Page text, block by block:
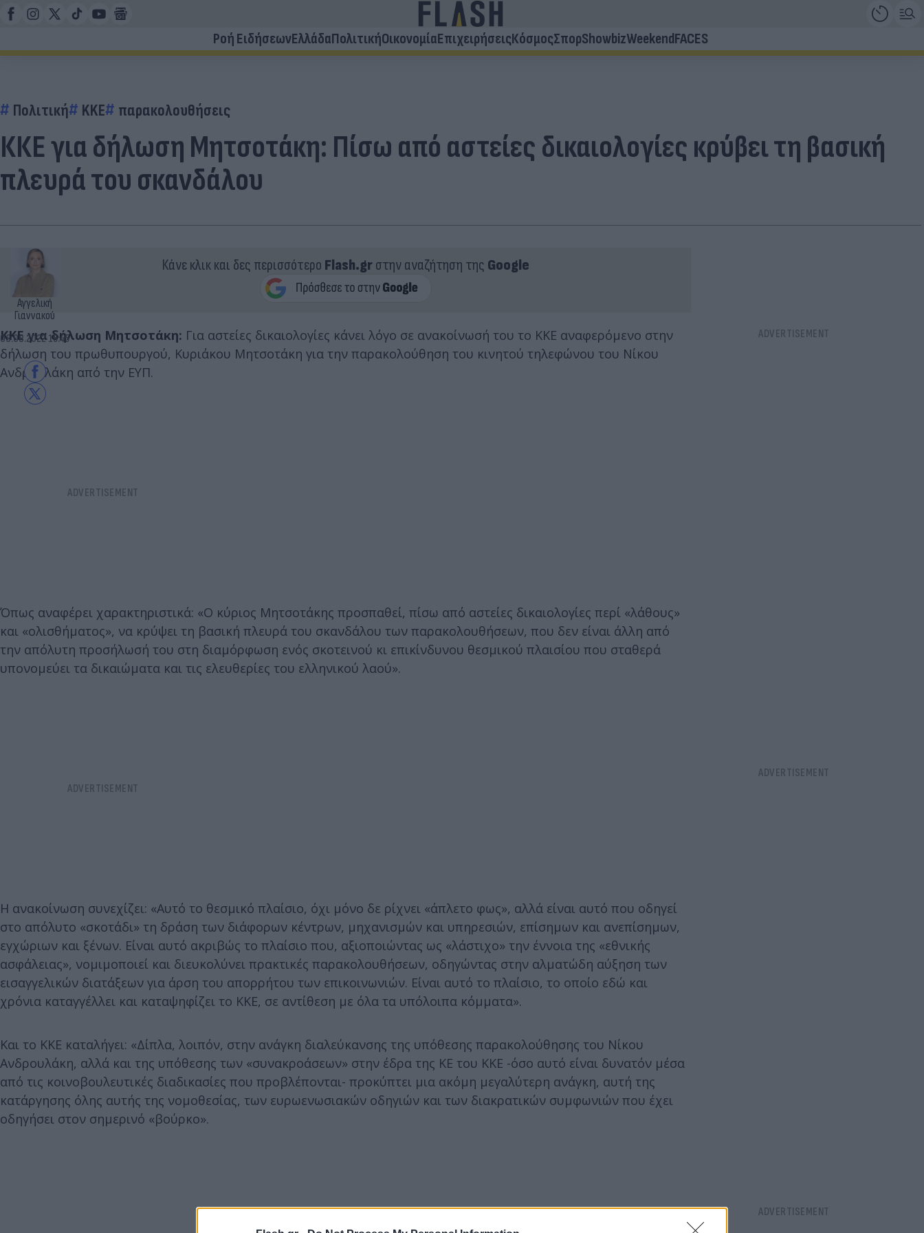
Ροή ΕιδήσεωνΕλλάδαΠολιτικήΟικονομίαΕπιχειρήσειςΚόσμοςΣπορShowbizWeekendFACES
Πολιτική KKE παρακολουθήσεις
ΚΚΕ για δήλωση Μητσοτάκη: Πίσω από αστείες δικαιολογίες κρύβει τη βασική
πλευρά του σκανδάλου
Αγγελική
Γιαννακού
08.08.2022 15:45
Κάνε κλικ και δες περισσότερο Flash.grστην αναζήτηση της Google
ΚΚΕ για δήλωση Μητσοτάκη: Για αστείες δικαιολογίες κάνει λόγο σε ανακοίνωσή του το ΚΚΕ αναφερόμενο στην
δήλωση του πρωθυπουργού, Κυριάκου Μητσοτάκη για την παρακολούθηση του κινητού τηλεφώνου του Νίκου
Ανδρουλάκη από την ΕΥΠ.
Όπως αναφέρει χαρακτηριστικά: «Ο κύριος Μητσοτάκης προσπαθεί, πίσω από αστείες δικαιολογίες περί «λάθους»
και «ολισθήματος», να κρύψει τη βασική πλευρά του σκανδάλου των παρακολουθήσεων, που δεν είναι άλλη από
την απόλυτη προσήλωσή του στη διαμόρφωση ενός σκοτεινού κι επικίνδυνου θεσμικού πλαισίου που σταθερά
υπονομεύει τα δικαιώματα και τις ελευθερίες του ελληνικού λαού».
Η ανακοίνωση συνεχίζει: «Αυτό το θεσμικό πλαίσιο, όχι μόνο δε ρίχνει «άπλετο φως», αλλά είναι αυτό που οδηγεί
στο απόλυτο «σκοτάδι» τη δράση των διάφορων κέντρων, μηχανισμών και υπηρεσιών, επίσημων και ανεπίσημων,
εγχώριων και ξένων. Είναι αυτό ακριβώς το πλαίσιο που, αξιοποιώντας ως «λάστιχο» την έννοια της «εθνικής
ασφάλειας», νομιμοποιεί και διευκολύνει πρακτικές παρακολουθήσεων, οδηγώντας στην αλματώδη αύξηση των
εισαγγελικών διατάξεων για άρση του απορρήτου των επικοινωνιών. Είναι αυτό το πλαίσιο, το οποίο εδώ και
χρόνια καταγγέλλει και καταψηφίζει το ΚΚΕ, σε αντίθεση με όλα τα υπόλοιπα κόμματα».
Και το ΚΚΕ καταλήγει: «Δίπλα, λοιπόν, στην ανάγκη διαλεύκανσης της υπόθεσης παρακολούθησης του Νίκου
Ανδρουλάκη, αλλά και της υπόθεσης των «συνακροάσεων» στην έδρα της ΚΕ του ΚΚΕ -όσο αυτό είναι δυνατόν μέσα
από τις κοινοβουλευτικές διαδικασίες που προβλέπονται- προκύπτει μια ακόμη μεγαλύτερη ανάγκη, αυτή της
κατάργησης όλης αυτής της νομοθεσίας, των ευρωενωσιακών οδηγιών και των διακρατικών συμφωνιών που έχει
οδηγήσει στον σημερινό «βούρκο».